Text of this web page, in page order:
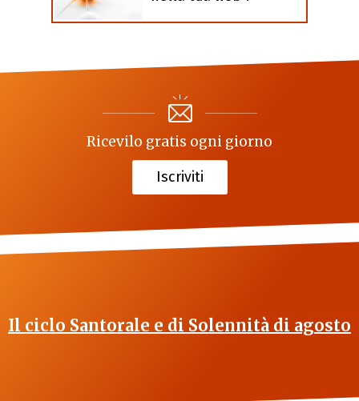
Ricevilo gratis ogni giorno
Iscriviti
Il ciclo Santorale e di Solennità di agosto